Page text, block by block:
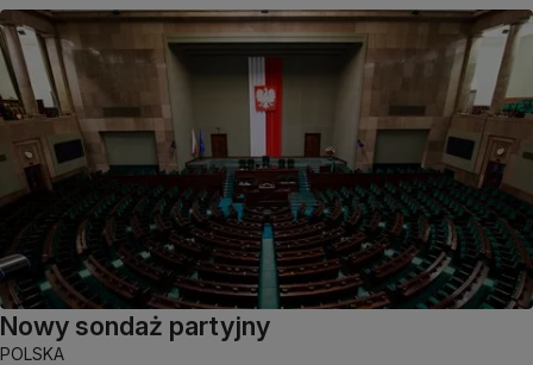
Nowy sondaż partyjny
POLSKA